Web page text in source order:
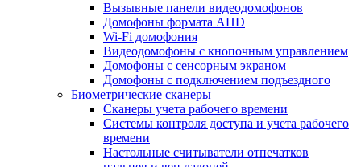
Вызывные панели видеодомофонов
Домофоны формата AHD
Wi-Fi домофония
Видеодомофоны с кнопочным управлением
Домофоны с сенсорным экраном
Домофоны с подключением подъездного
Биометрические сканеры
Сканеры учета рабочего времени
Системы контроля доступа и учета рабочего
времени
Настольные считыватели отпечатков